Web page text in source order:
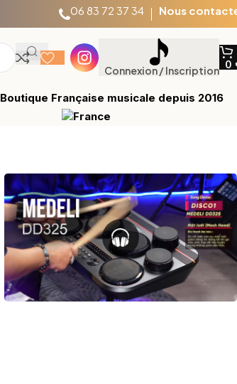
06 83 72 37 34 Nous
Connexion / Inscription 0
Boutique Française musicale depuis 2016